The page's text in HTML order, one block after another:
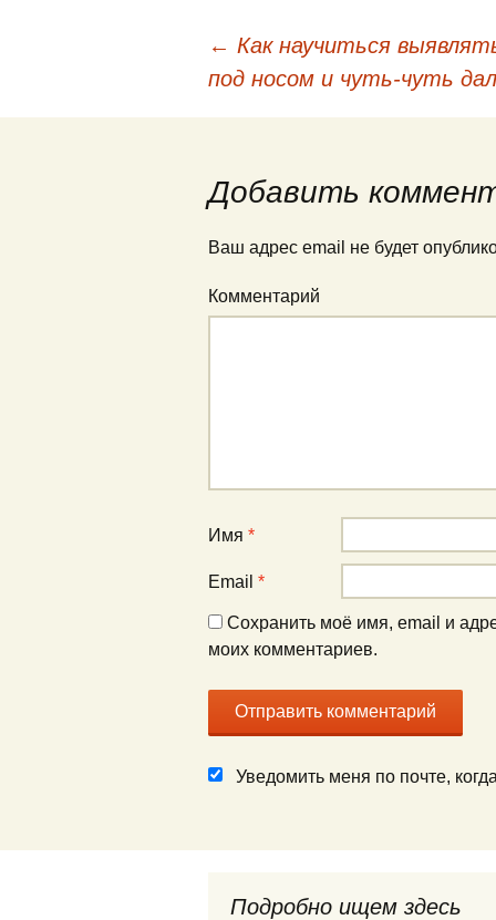
Навигация по
← Как научиться
под носом и чуть-чуть
Добавить
Ваш адрес email не будет
Комментарий
Имя *
Email *
Сохранить моё имя, email и
моих комментариев.
Уведомить меня по почте,
Подробно ищем здесь